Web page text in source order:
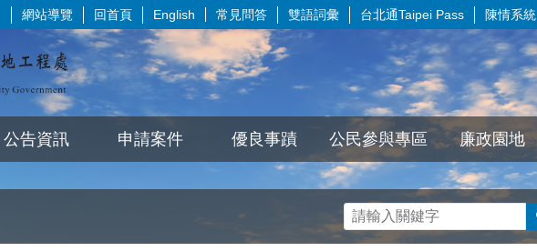
網站導覽 回首頁 English 常見問答 雙語詞彙 台北通Taipei Pass 陳情系統
公告資訊 申請案件 優良事蹟 公民參與專區 廉政園地